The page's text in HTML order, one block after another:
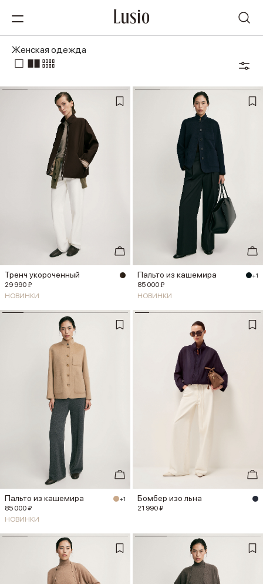
Женская одежда
Тренч укороченный
29 990 ₽
НОВИНКИ
Пальто из кашемира +1
85 000 ₽
НОВИНКИ
Пальто из кашемира +1
85 000 ₽
НОВИНКИ
Бомбер изо льна
21 990 ₽